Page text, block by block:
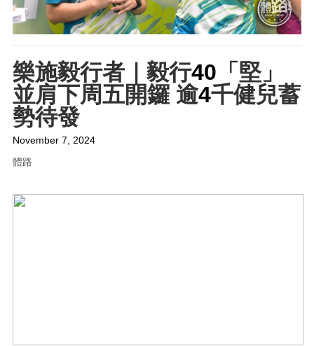
樂施毅行者｜毅行40 「堅」
並肩下周五開鑼 逾4千健兒蓄
勢待發
November 7, 2024
體路